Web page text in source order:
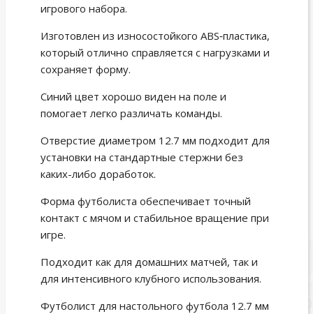
игрового набора.
Изготовлен из износостойкого ABS‑пластика,
который отлично справляется с нагрузками и
сохраняет форму.
Синий цвет хорошо виден на поле и
помогает легко различать команды.
Отверстие диаметром 12.7 мм подходит для
установки на стандартные стержни без
каких-либо доработок.
Форма футболиста обеспечивает точный
контакт с мячом и стабильное вращение при
игре.
Подходит как для домашних матчей, так и
для интенсивного клубного использования.
Футболист для настольного футбола 12.7 мм